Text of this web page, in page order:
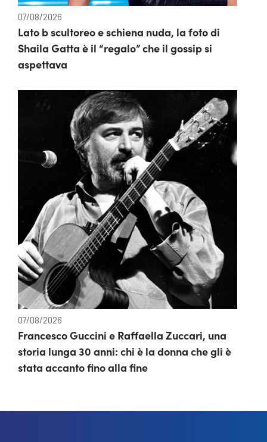
07/08/2026
Lato b scultoreo e schiena nuda, la foto di
Shaila Gatta è il “regalo” che il gossip si
aspettava
07/08/2026
Francesco Guccini e Raffaella Zuccari, una
storia lunga 30 anni: chi è la donna che gli è
stata accanto fino alla fine